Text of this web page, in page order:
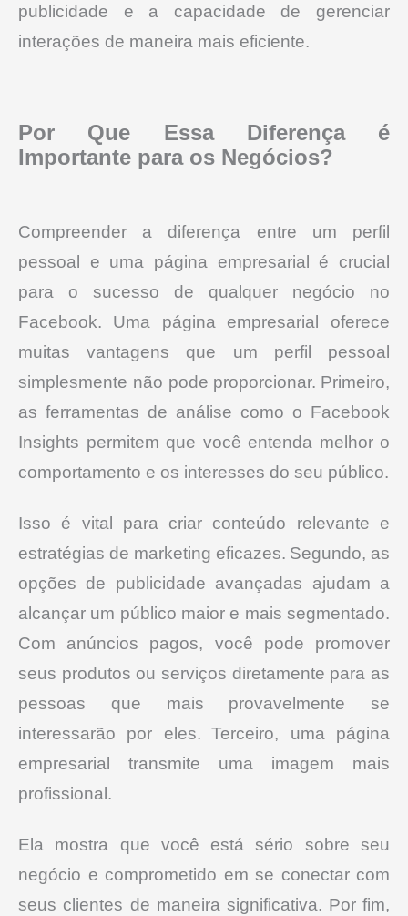
publicidade e a capacidade de gerenciar
interações de maneira mais eficiente.
Por Que Essa Diferença é
Importante para os Negócios?
Compreender a diferença entre um perfil
pessoal e uma página empresarial é crucial
para o sucesso de qualquer negócio no
Facebook.
Uma página empresarial oferece
muitas vantagens que um perfil pessoal
simplesmente não pode proporcionar. Primeiro,
as ferramentas de análise como o Facebook
Insights permitem que você entenda melhor o
comportamento e os interesses do seu público.
Isso é vital para criar conteúdo relevante e
estratégias de marketing eficazes. Segundo, as
opções de publicidade avançadas ajudam a
alcançar um público maior e mais segmentado.
Com anúncios pagos, você pode promover
seus produtos ou serviços diretamente para as
pessoas que mais provavelmente se
interessarão por eles. Terceiro, uma página
empresarial transmite uma imagem mais
profissional.
Ela mostra que você está sério sobre seu
negócio e comprometido em se conectar com
seus clientes de maneira significativa. Por fim,